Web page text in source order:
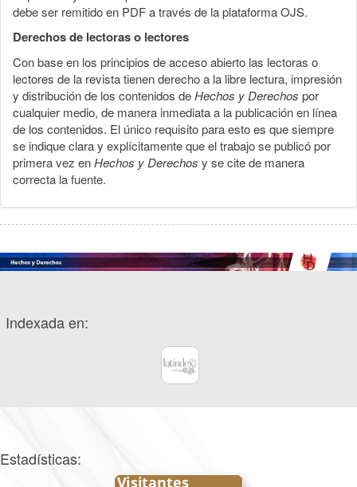
debe ser remitido en PDF a través de la plataforma OJS.
Derechos de lectoras o lectores
Con base en los principios de acceso abierto las lectoras o
lectores de la revista tienen derecho a la libre lectura, impresión
y distribución de los contenidos deHechos y Derechos por
cualquier medio, de manera inmediata a la publicación en línea
de los contenidos. El único requisito para esto es que siempre
se indique clara y explícitamente que el trabajo se publicó por
primera vez enHechos y Derechos y se cite de manera
correcta la fuente.
Indexada en:
Estadísticas: